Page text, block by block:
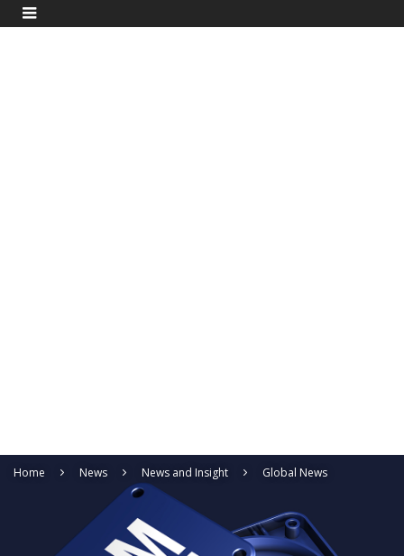
Home News News and Insight Global News